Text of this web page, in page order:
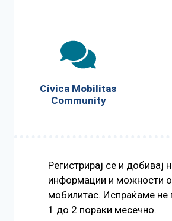
Civica Mobilitas
Community
Регистрирај се и добивај
информации и можности
мобилитас. Испраќаме не
1 до 2 пораки месечно.